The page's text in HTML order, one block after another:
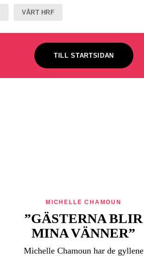
VÅRT HRF
TILL STARTSIDAN
MICHELLE CHAMOUN
”GÄSTERNA BLIR
MINA VÄNNER”
Michelle Chamoun har de gyllene